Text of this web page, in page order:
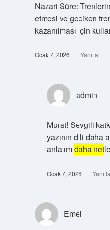
Nazari Süre:
etmesi ve geciken
kazanılması için
Ocak 7, 2026 Yanıtla
admin
Murat! Sevgili
yazının dili daha
anlatımdaha net
Ocak 7, 2026 Yanıtla
Emel